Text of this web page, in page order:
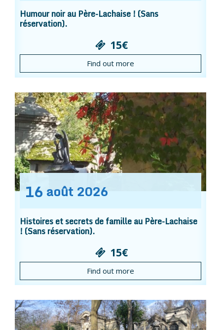
Humour noir au Père-Lachaise ! (Sans
réservation).
15€
Find out more
16 août 2026
Histoires et secrets de famille au Père-Lachaise
! (Sans réservation).
15€
Find out more